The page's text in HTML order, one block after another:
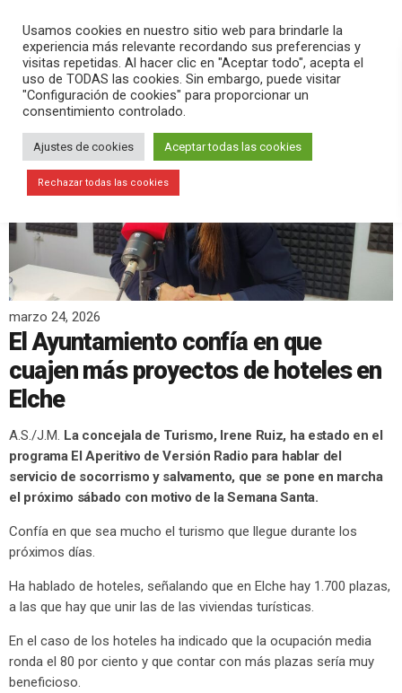
search menu pause PLAY
marzo 24, 2026
El Ayuntamiento confía en que
cuajen más proyectos de hoteles en
Elche
A.S./J.M. La concejala de Turismo, Irene Ruiz, ha estado en el
programa El Aperitivo de Versión Radio para hablar del
servicio de socorrismo y salvamento, que se pone en marcha
el próximo sábado con motivo de la Semana Santa.
Confía en que sea mucho el turismo que llegue durante los
próximos días.
Ha hablado de hoteles, señalando que en Elche hay 1.700 plazas,
a las que hay que unir las de las viviendas turísticas.
En el caso de los hoteles ha indicado que la ocupación media
ronda el 80 por ciento y que contar con más plazas sería muy
beneficioso.
Usamos cookies en nuestro sitio web para brindarle la
experiencia más relevante recordando sus preferencias y
visitas repetidas. Al hacer clic en "Aceptar todo", acepta el
uso de TODAS las cookies. Sin embargo, puede visitar
"Configuración de cookies" para proporcionar un
consentimiento controlado.
Ajustes de cookies Aceptar todas las cookies
Rechazar todas las cookies